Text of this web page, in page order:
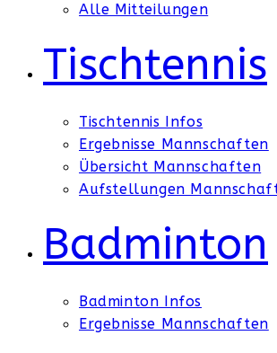
Alle Mitteilungen
Tischtennis
Tischtennis Infos
Ergebnisse Mannschaften
Übersicht Mannschaften
Aufstellungen
Badminton
Badminton Infos
Ergebnisse Mannschaften